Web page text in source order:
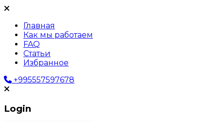
Главная
Как мы работаем
FAQ
Статьи
Избранное
+995557597678
Login